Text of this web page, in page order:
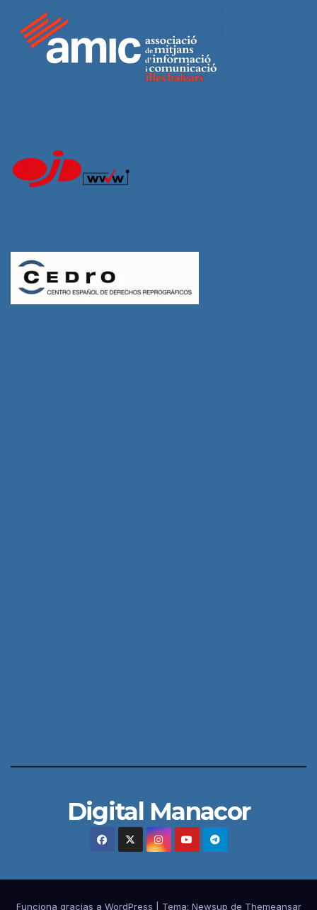
Digital Manacor
Funciona gracias a WordPress Tema: Newsup de Themeansar